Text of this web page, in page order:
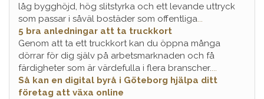
låg bygghöjd, hög slitstyrka och ett levande uttryck
som passar i såväl bostäder som offentliga...
5 bra anledningar att ta truckkort
Genom att ta ett truckkort kan du öppna många
dörrar för dig själv på arbetsmarknaden och få
färdigheter som är värdefulla i flera branscher....
Så kan en digital byrå i Göteborg hjälpa ditt
företag att växa online